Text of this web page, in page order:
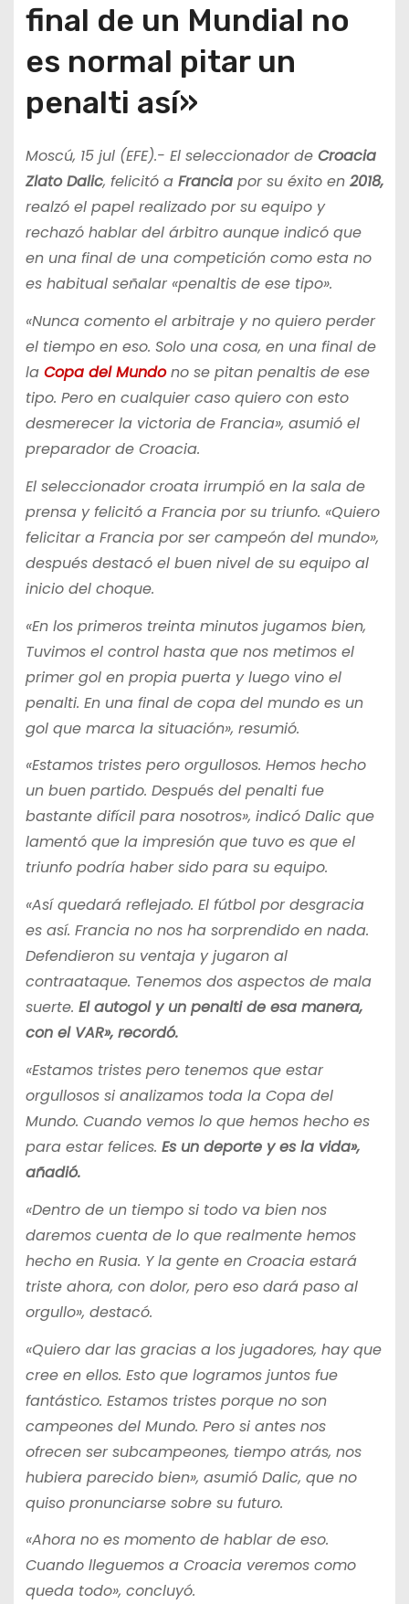
final de un Mundial no
es normal pitar un
penalti así»
Moscú, 15 jul (EFE).- El seleccionador deCroacia
Zlato Dalic, felicitó a Franciapor su éxito en2018,
realzó el papel realizado por su equipo y
rechazó hablar del árbitro aunque indicó que
en una final de una competición como esta no
es habitual señalar «penaltis de ese tipo».
«Nunca comento el arbitraje y no quiero perder
el tiempo en eso. Solo una cosa, en una final de
laCopa del Mundono se pitan penaltis de ese
tipo. Pero en cualquier caso quiero con esto
desmerecer la victoria de Francia», asumió el
preparador de Croacia.
El seleccionador croata irrumpió en la sala de
prensa y felicitó a Francia por su triunfo. «Quiero
felicitar a Francia por ser campeón del mundo»,
después destacó el buen nivel de su equipo al
inicio del choque.
«En los primeros treinta minutos jugamos bien,
Tuvimos el control hasta que nos metimos el
primer gol en propia puerta y luego vino el
penalti. En una final de copa del mundo es un
gol que marca la situación», resumió.
«Estamos tristes pero orgullosos. Hemos hecho
un buen partido. Después del penalti fue
bastante difícil para nosotros», indicó Dalic que
lamentó que la impresión que tuvo es que el
triunfo podría haber sido para su equipo.
«Así quedará reflejado. El fútbol por desgracia
es así. Francia no nos ha sorprendido en nada.
Defendieron su ventaja y jugaron al
contraataque. Tenemos dos aspectos de mala
suerte. El autogol y un penalti de esa manera,
con el VAR», recordó.
«Estamos tristes pero tenemos que estar
orgullosos si analizamos toda la Copa del
Mundo. Cuando vemos lo que hemos hecho es
para estar felices. Es un deporte y es la vida»,
añadió.
«Dentro de un tiempo si todo va bien nos
daremos cuenta de lo que realmente hemos
hecho en Rusia. Y la gente en Croacia estará
triste ahora, con dolor, pero eso dará paso al
orgullo», destacó.
«Quiero dar las gracias a los jugadores, hay que
cree en ellos. Esto que logramos juntos fue
fantástico. Estamos tristes porque no son
campeones del Mundo. Pero si antes nos
ofrecen ser subcampeones, tiempo atrás, nos
hubiera parecido bien», asumió Dalic, que no
quiso pronunciarse sobre su futuro.
«Ahora no es momento de hablar de eso.
Cuando lleguemos a Croacia veremos como
queda todo», concluyó.